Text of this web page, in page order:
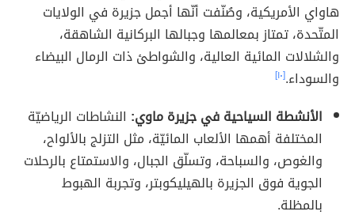
هاواي الأمريكية، وصُنّفت أنّها أجمل جزيرة في الولايات
المتّحدة، تمتاز بمعالمها وجبالها البركانية الشاهقة،
والشلالات المائية العالية، والشواطئ ذات الرمال البيضاء
والسوداء.[١٠]
الأنشطة السياحية في جزيرة ماوي: النشاطات الرياضيّة
المختلفة أهمها الألعاب المائيّة، مثل التزلج بالألواح،
والغوص، والسباحة، وتسلّق الجبال، والاستمتاع بالرحلات
الجوية فوق الجزيرة بالهيليكوبتر، وتجربة الهبوط
بالمظلة.